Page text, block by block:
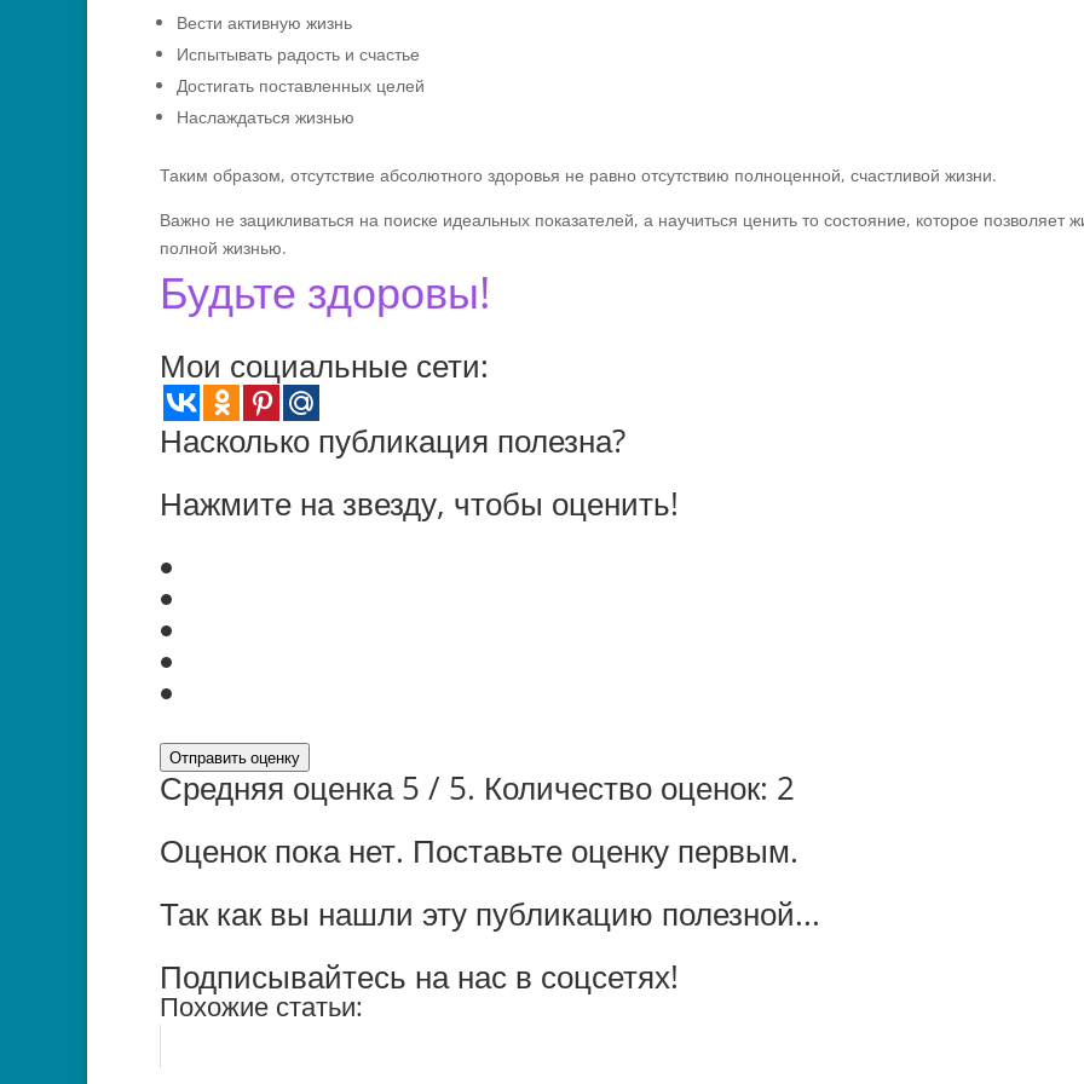
Вести активную жизнь
Испытывать радость и счастье
Достигать поставленных целей
Наслаждаться жизнью
Таким образом, отсутствие абсолютного здоровья не равно отсутствию полноценной, счастливой жизни.
Важно не зацикливаться на поиске идеальных показателей, а научиться ценить то состояние, которое позволяет
полной жизнью.
Будьте здоровы!
Мои социальные сети:
Насколько публикация полезна?
Нажмите на звезду, чтобы оценить!
Отправить оценку
Средняя оценка5 / 5. Количество оценок: 2
Оценок пока нет. Поставьте оценку первым.
Так как вы нашли эту публикацию полезной...
Подписывайтесь на нас в соцсетях!
Похожие статьи: